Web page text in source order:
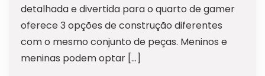
detalhada e divertida para o quarto de gamer
oferece 3 opções de construção diferentes
com o mesmo conjunto de peças. Meninos e
meninas podem optar […]